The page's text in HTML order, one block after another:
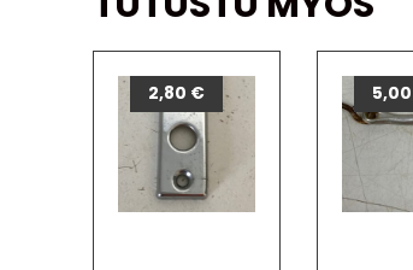
2,80 € 5,00